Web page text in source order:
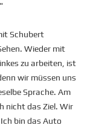
Schubert
Wieder mit
zu arbeiten, ist
wir müssen uns
Sprache. Am
nicht das Ziel. Wir
bin das Auto